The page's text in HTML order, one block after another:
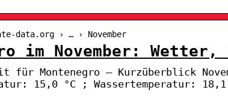
data.org › … › November
im November: Wetter,
für Montenegro – Kurzüberblick
15,0 °C ; Wassertemperatur: